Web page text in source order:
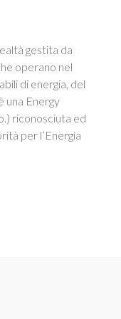
gestita da
operano nel
di energia, del
una Energy
riconosciuta ed
per l’Energia